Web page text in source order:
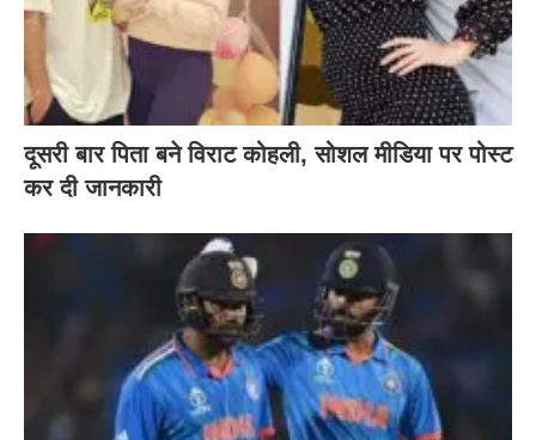
दूसरी बार‌ पिता बने विराट कोहली, सोशल मीडिया पर पोस्ट
कर दी‌ जानकारी